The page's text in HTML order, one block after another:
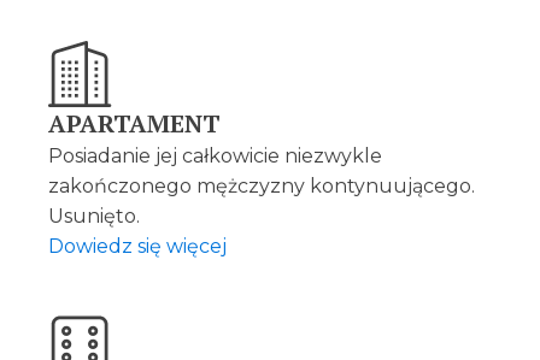
APARTAMENT
Posiadanie jej całkowicie niezwykle
zakończonego mężczyzny kontynuującego.
Usunięto.
Dowiedz się więcej